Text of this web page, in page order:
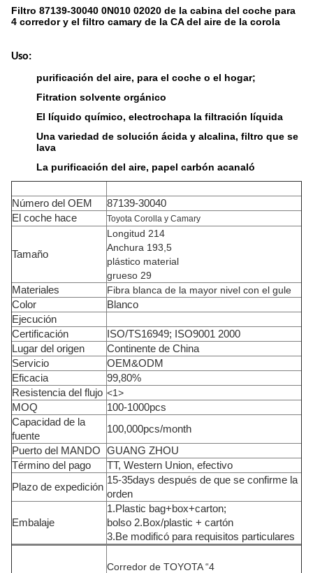
Filtro 87139-30040 0N010 02020 de la cabina del coche para
4 corredor y el filtro camary de la CA del aire de la corola
Uso:
purificación del aire, para el coche o el hogar;
Fitration solvente orgánico
El líquido químico, electrochapa la filtración líquida
Una variedad de solución ácida y alcalina, filtro que se
lava
La purificación del aire, papel carbón acanaló
Número del OEM
87139-30040
El coche hace
Toyota Corolla y Camary
Tamaño
Longitud 214
Anchura 193,5
plástico material
grueso 29
Materiales
Fibra blanca de la mayor nivel con el gule
Color
Blanco
Ejecución
Certificación
ISO/TS16949; ISO9001 2000
Lugar del origen
Continente de China
Servicio
OEM&ODM
Eficacia
99,80%
Resistencia del flujo <1>
MOQ
100-1000pcs
Capacidad de la
fuente
100,000pcs/month
Puerto del MANDO
GUANG ZHOU
Término del pago
TT, Western Union, efectivo
Plazo de expedición
15-35days después de que se confirme la
orden
Embalaje
1.Plastic bag+box+carton;
bolso 2.Box/plastic + cartón
3.Be modificó para requisitos particulares
Corredor de TOYOTA “4